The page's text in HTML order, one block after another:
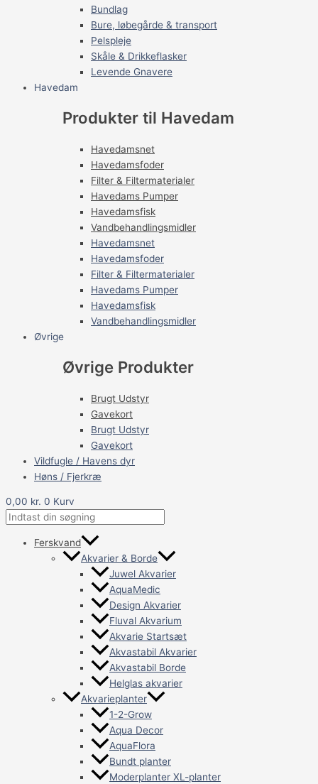
Bundlag
Bure, løbegårde & transport
Pelspleje
Skåle & Drikkeflasker
Levende Gnavere
Havedam
Produkter til Havedam
Havedamsnet
Havedamsfoder
Filter & Filtermaterialer
Havedams Pumper
Havedamsfisk
Vandbehandlingsmidler
Havedamsnet
Havedamsfoder
Filter & Filtermaterialer
Havedams Pumper
Havedamsfisk
Vandbehandlingsmidler
Øvrige
Øvrige Produkter
Brugt Udstyr
Gavekort
Brugt Udstyr
Gavekort
Vildfugle / Havens dyr
Høns / Fjerkræ
0,00 kr. 0 Kurv
Ferskvand
Akvarier & Borde
Juwel Akvarier
AquaMedic
Design Akvarier
Fluval Akvarium
Akvarie Startsæt
Akvastabil Akvarier
Akvastabil Borde
Helglas akvarier
Akvarieplanter
1-2-Grow
Aqua Decor
AquaFlora
Bundt planter
Moderplanter XL-planter